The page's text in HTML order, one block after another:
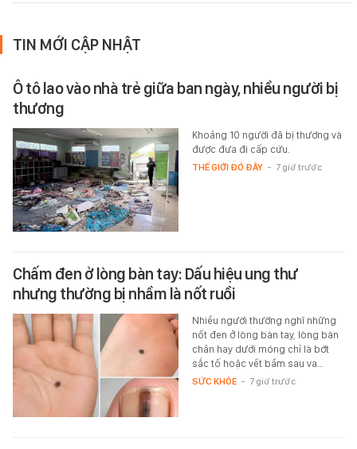
TIN MỚI CẬP NHẬT
Ô tô lao vào nhà trẻ giữa ban ngày, nhiều người bị
thương
Khoảng 10 người đã bị thương và
được đưa đi cấp cứu.
THẾ GIỚI ĐÓ ĐÂY - 7 giờ trước
Chấm đen ở lòng bàn tay: Dấu hiệu ung thư
nhưng thường bị nhầm là nốt ruồi
Nhiều người thường nghĩ những
nốt đen ở lòng bàn tay, lòng bàn
chân hay dưới móng chỉ là bớt
sắc tố hoặc vết bầm sau va…
SỨC KHỎE - 7 giờ trước